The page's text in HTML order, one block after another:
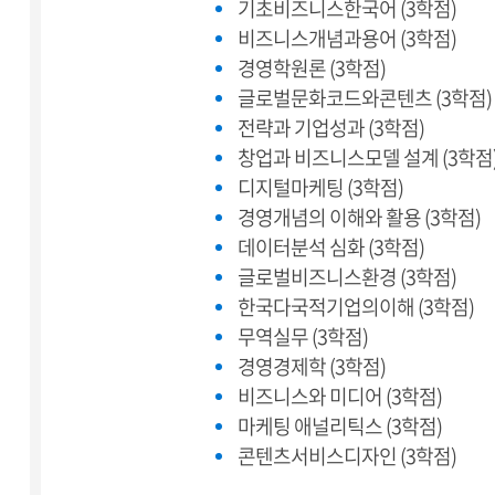
기초비즈니스한국어 (3학점)
비즈니스개념과용어 (3학점)
경영학원론 (3학점)
글로벌문화코드와콘텐츠 (3학점)
전략과 기업성과 (3학점)
창업과 비즈니스모델 설계 (3학
디지털마케팅 (3학점)
경영개념의 이해와 활용 (3학점)
데이터분석 심화 (3학점)
글로벌비즈니스환경 (3학점)
한국다국적기업의이해 (3학점)
무역실무 (3학점)
경영경제학 (3학점)
비즈니스와 미디어 (3학점)
마케팅 애널리틱스 (3학점)
콘텐츠서비스디자인 (3학점)